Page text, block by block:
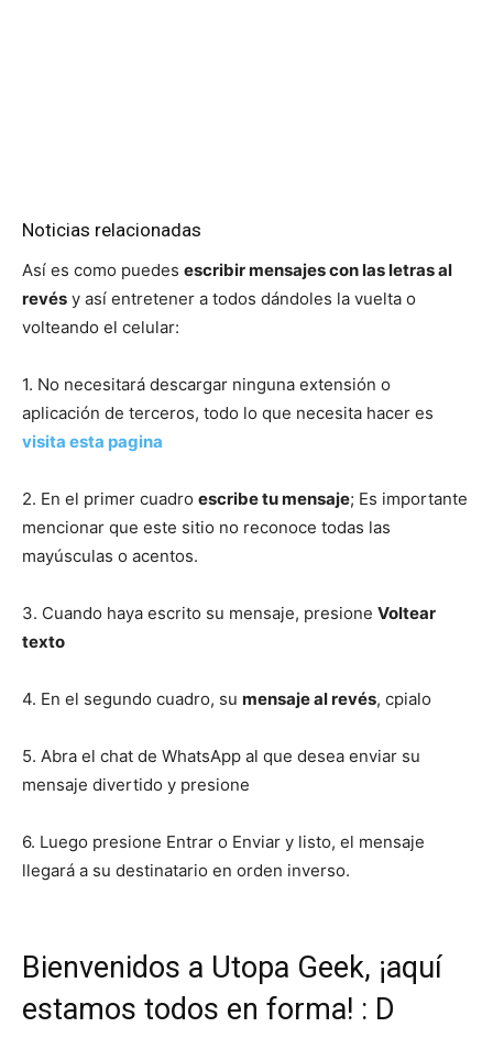
Noticias relacionadas
Así es como puedes escribir mensajes con las letras al
revés y así entretener a todos dándoles la vuelta o
volteando el celular:
1. No necesitará descargar ninguna extensión o
aplicación de terceros, todo lo que necesita hacer es
visita esta pagina
2. En el primer cuadro escribe tu mensaje; Es importante
mencionar que este sitio no reconoce todas las
mayúsculas o acentos.
3. Cuando haya escrito su mensaje, presione Voltear
texto
4. En el segundo cuadro, su mensaje al revés, cpialo
5. Abra el chat de WhatsApp al que desea enviar su
mensaje divertido y presione
6. Luego presione Entrar o Enviar y listo, el mensaje
llegará a su destinatario en orden inverso.
Bienvenidos a Utopa Geek, ¡aquí
estamos todos en forma! : D